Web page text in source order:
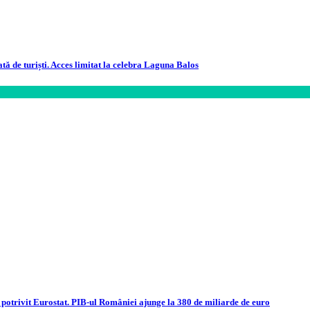
de turiști. Acces limitat la celebra Laguna Balos
Eurostat. PIB-ul României ajunge la 380 de miliarde de euro